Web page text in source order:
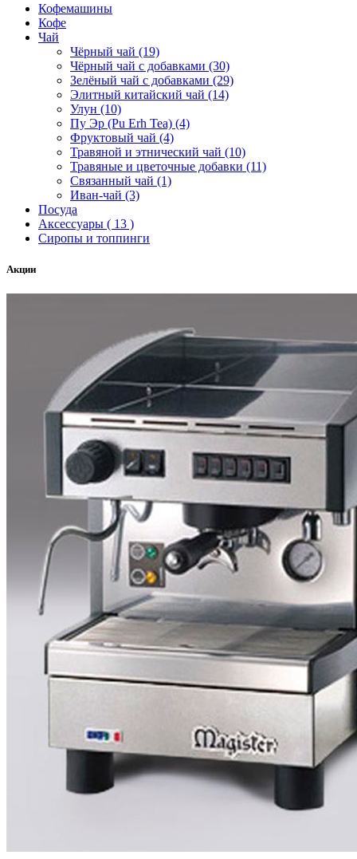
Кофемашины
Кофе
Чай
Чёрный чай (19)
Чёрный чай с добавками (30)
Зелёный чай с добавками (29)
Элитный китайский чай (14)
Улун (10)
Пу Эр (Pu Erh Tea) (4)
Фруктовый чай (4)
Травяной и этнический чай (10)
Травяные и цветочные добавки (11)
Связанный чай (1)
Иван-чай (3)
Посуда
Аксессуары ( 13 )
Сиропы и топпинги
Акции